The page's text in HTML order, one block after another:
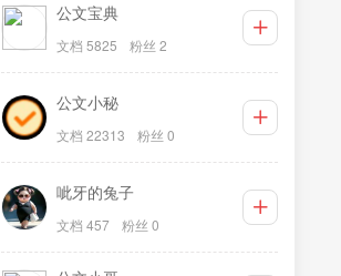
公文宝典
文档 5825 粉丝 2
公文小秘
文档 22313 粉丝 0
呲牙的兔子
文档 457 粉丝 0